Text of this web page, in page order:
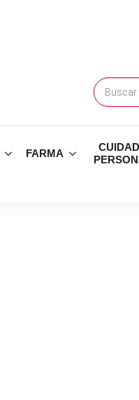
de
FARMA